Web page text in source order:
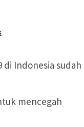
di Indonesia sudah
mencegah